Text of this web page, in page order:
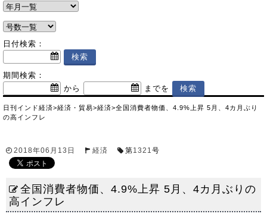
日付検索：
期間検索：
から
までを
日刊インド経済>経済・貿易>経済>全国消費者物価、4.9%上昇 5月、4カ月ぶり
の高インフレ
2018年06月13日 経済 第1321号
全国消費者物価、4.9%上昇 5月、4カ月ぶりの
高インフレ